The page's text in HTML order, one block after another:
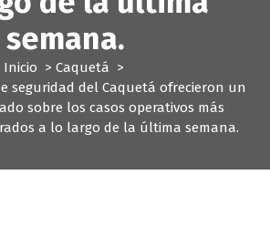
semana.
Inicio > Caquetá >
seguridad del Caquetá ofrecieron un
sobre los casos operativos más
a lo largo de la última semana.